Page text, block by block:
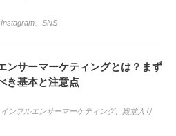
Instagram SNS
ンサーマーケティングとは？まず
き基本と注意点
インフルエンサーマーケティング、 殿堂入り